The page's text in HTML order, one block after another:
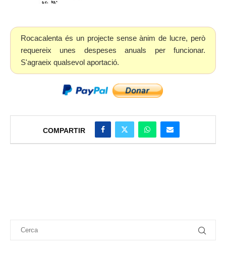
Rocacalenta és un projecte sense ànim de lucre, però
requereix unes despeses anuals per funcionar.
S'agraeix qualsevol aportació.
COMPARTIR